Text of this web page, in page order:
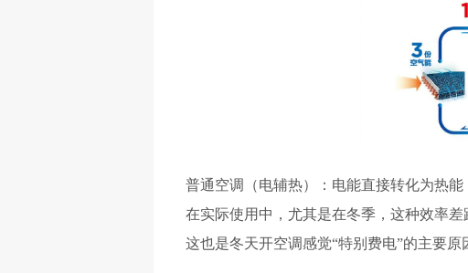
普通空调（电辅热）：电能直接转化为热能
在实际使用中，尤其是在冬季，这种效率
这也是冬天开空调感觉“特别费电”的主要原